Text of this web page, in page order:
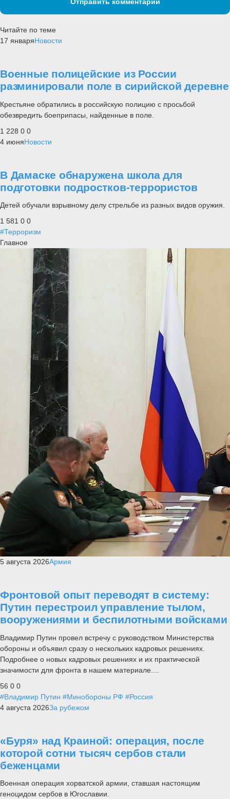
Отправить комментарий
Читайте по теме
17 январяНовости
Военные полицейские из России
разминировали поле в сирийской деревне
Крестьяне обратились в российскую полицию с просьбой
обезвредить боеприпасы, найденные в поле.
1 228 0 0
4 июняНовости
В Дамаске обнаружена школа для
подготовки подростков-террористов
Детей обучали взрывному делу стрельбе из разных видов оружия.
1 581 0 0
#Терроризм
Главное
5 августа 2026Армия
Фронтовой опыт переводят в систему:
Путин перестроил управление тылом,
вооружениями и беспилотными войсками
Владимир Путин провел встречу с руководством Министерства
обороны и объявил сразу о нескольких кадровых решениях.
Подробнее о новых кадровых решениях и их практической
значимости для фронта в нашем материале....
56 0 0
#Владимир Путин #Минобороны РФ #Россия
4 августа 2026За рубежом
«Буря» над Краиной: операция, после
которой сотни тысяч сербов стали
беженцами
Военная операция хорватской армии, ставшая настоящим
геноцидом сербов в Югославии.